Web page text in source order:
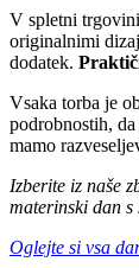
V spletni
originalnimi
dodatek.
Vsaka torba je
podrobnostih,
mamo
Izberite iz naše
materinski dan
Oglejte si vsa